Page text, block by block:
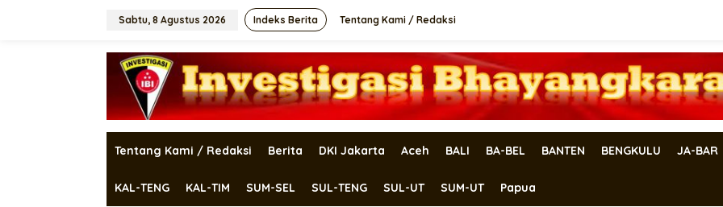
Sabtu, 8 Agustus 2026 Indeks Berita Tentang Kami / Redaksi
Tentang Kami / Redaksi Berita DKI Jakarta Aceh BALI BA-BEL BANTEN BENGKULU JA-BAR
KAL-TENG KAL-TIM SUM-SEL SUL-TENG SUL-UT SUM-UT Papua